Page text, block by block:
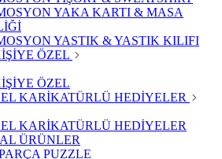
YAKA KARTI & MASA
YASTIK & YASTIK KILIFI
ÖZEL
ÖZEL
KARİKATÜRLÜ HEDİYELER
KARİKATÜRLÜ HEDİYELER
ÜRÜNLER
PUZZLE